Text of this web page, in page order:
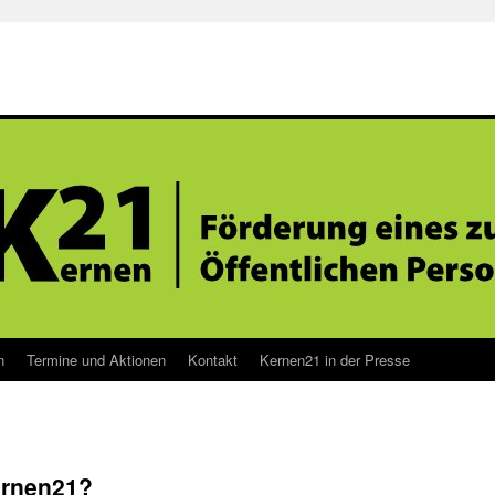
Termine und Aktionen Kontakt Kernen21 in der Presse